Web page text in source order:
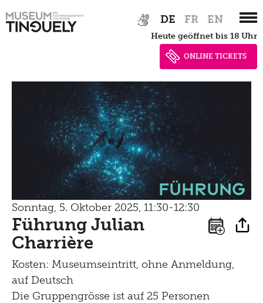
Hauptnavigation
to
DE FR EN
heute geöffnet bis 18 Uhr
ONLINE TICKETS
Tinguely100
Gehen
Datenschutz
Bistro
Picknick
Kontakt
Late Thursday Menu
Führung
Sonntag, 5. Oktober 2025, 11:30-12:30
Führung Julian
Charrière
Kosten: Museumseintritt, ohne Anmeldung,
auf Deutsch
Die Gruppengrösse ist auf 25 Personen